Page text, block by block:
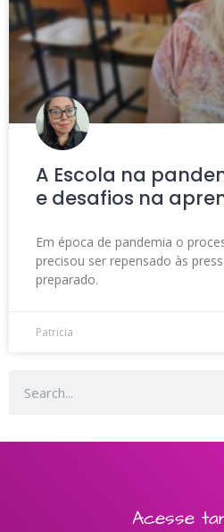
A Escola na
e desafios na
Em época de pandemia o
precisou ser repensado às
preparado.
Patricia
Acesse